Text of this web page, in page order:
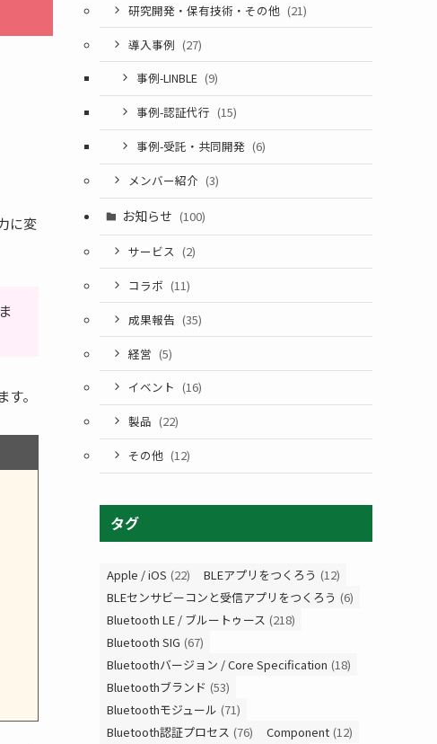
に変
。
研究開発・保有技術・その他 (21)
導入事例 (27)
事例-LINBLE (9)
事例-認証代行 (15)
事例-受託・共同開発 (6)
メンバー紹介 (3)
お知らせ (100)
サービス (2)
コラボ (11)
成果報告 (35)
経営 (5)
イベント (16)
製品 (22)
その他 (12)
タグ
Apple / iOS (22) BLEアプリをつくろう (12)
BLEセンサビーコンと受信アプリをつくろう (6)
Bluetooth LE / ブルートゥース (218)
Bluetooth SIG (67)
Bluetoothバージョン / Core Specification (18)
Bluetoothブランド (53)
Bluetoothモジュール (71)
Bluetooth認証プロセス (76) Component (12)